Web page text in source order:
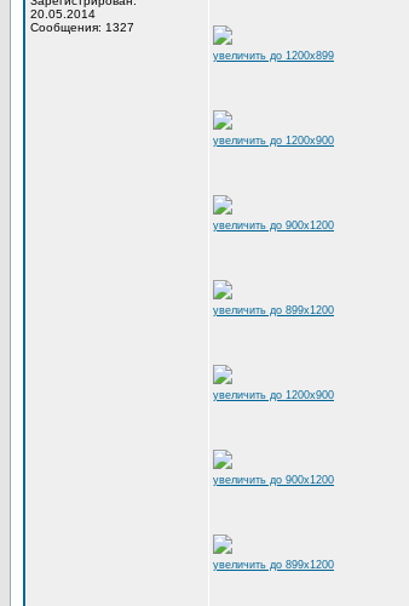
20.05.2014
Сообщения: 1327
увеличить до 1200x899
увеличить до 1200x900
увеличить до 900x1200
увеличить до 899x1200
увеличить до 1200x900
увеличить до 900x1200
увеличить до 899x1200